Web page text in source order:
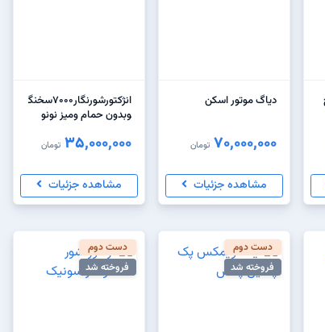
دیاگ موتور اسکن
70,000,000 تومان
مشاهده جزئیات
انژکتورشورنگار7000سخنگ
وبدون حمام ومیز نونو
35,000,000 تومان
مشاهده جزئیات
دست دوم
فروخته شد
دست دوم
فروخته شد